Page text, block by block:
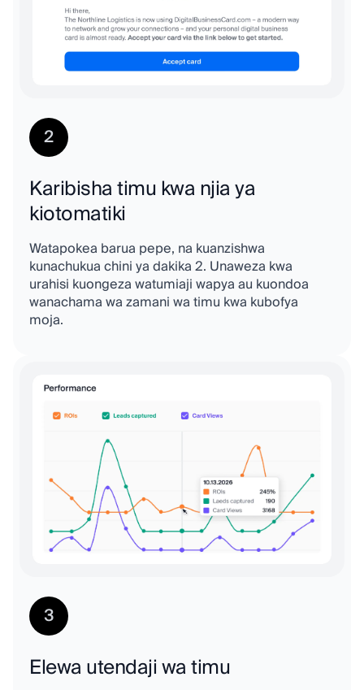
2
Karibisha timu kwa njia ya
kiotomatiki
Watapokea barua pepe, na kuanzishwa
kunachukua chini ya dakika 2. Unaweza kwa
urahisi kuongeza watumiaji wapya au kuondoa
wanachama wa zamani wa timu kwa kubofya
moja.
3
Elewa utendaji wa timu